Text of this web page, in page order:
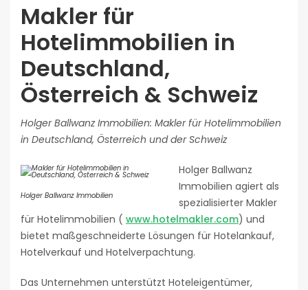
Makler für
Hotelimmobilien in
Deutschland,
Österreich & Schweiz
Holger Ballwanz Immobilien: Makler für Hotelimmobilien
in Deutschland, Österreich und der Schweiz
Holger Ballwanz Immobilien
Holger Ballwanz
Immobilien agiert als
spezialisierter Makler
für Hotelimmobilien ( www.hotelmakler.com) und
bietet maßgeschneiderte Lösungen für Hotelankauf,
Hotelverkauf und Hotelverpachtung.
Das Unternehmen unterstützt Hoteleigentümer,